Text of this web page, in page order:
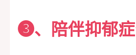
➌、陪伴抑郁